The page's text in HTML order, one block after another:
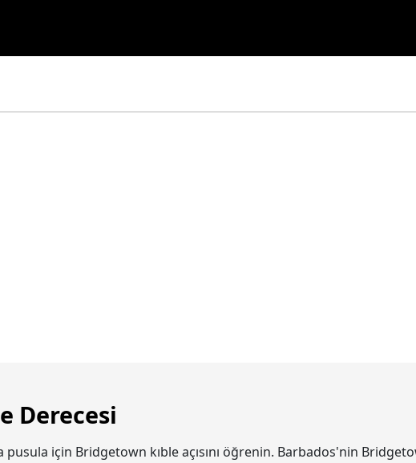
Derecesi
için Bridgetown kıble açısını öğrenin. Barbados'nin